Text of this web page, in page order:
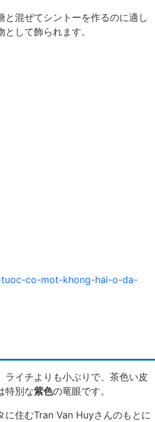
混ぜてシントーを作るのに適し
して飾られます。
co-mot-khong-hai-o-da-
ライチよりも小ぶりで、茶色い皮
特別な紫色の竜眼です。
に住むTran Van Huyさんのもとに